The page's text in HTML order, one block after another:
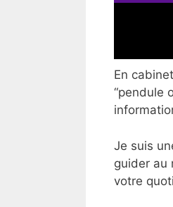
En
“pendule
Je suis
guider au
votre